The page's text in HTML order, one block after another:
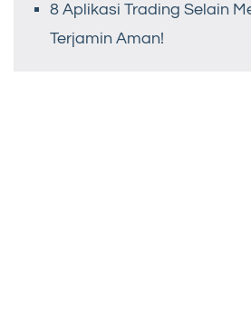
8 Aplikasi Trading Selain
Terjamin Aman!